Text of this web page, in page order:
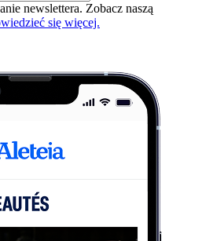
newslettera. Zobacz naszą
się więcej.